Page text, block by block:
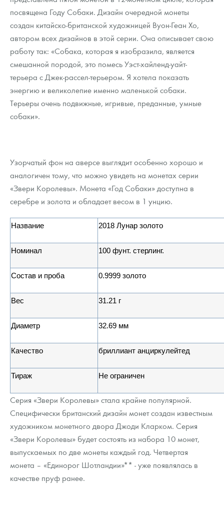
Русская нумизматика
Золотая карманная галерея
Наборы подарочных и коллекционных монет
Монеты и жетоны из недрагоценных металлов
Книги по нумизматике
посвящена Году Собаки. Дизайн очередной монеты
создан китайско-британской художницей Вуон-Геан Хо,
автором всех дизайнов в этой серии. Она описывает свою
работу так: «Собака, которая я изобразила, является
смешанной породой, это помесь Уэст-хайленд-уайт-
терьера с Джек-рассел-терьером. Я хотела показать
энергию и великолепие именно маленькой собаки.
Терьеры очень подвижные, игривые, преданные, умные
собаки».
Узорчатый фон на аверсе выглядит особенно хорошо и
аналогичен тому, что можно увидеть на монетах серии
«Звери Королевы». Монета «Год Собаки» доступна в
серебре и золота и обладает весом в 1 унцию.
Название 2018 Лунар золото
Номинал 100 фунт. стерлинг.
Состав и проба 0.9999 золото
Вес 31.21 г
Диаметр 32.69 мм
Качество бриллиант анциркулейтед
Тираж Не ограничен
Серия «Звери Королевы» стала крайне популярной.
Специфически британский дизайн монет создан известным
художником монетного двора Джоди Кларком. Серия
«Звери Королевы» будет состоять из набора 10 монет,
выпускаемых по две монеты каждый год. Четвертая
монета – «Единорог Шотландии»** - уже появлялась в
качестве пруф ранее.